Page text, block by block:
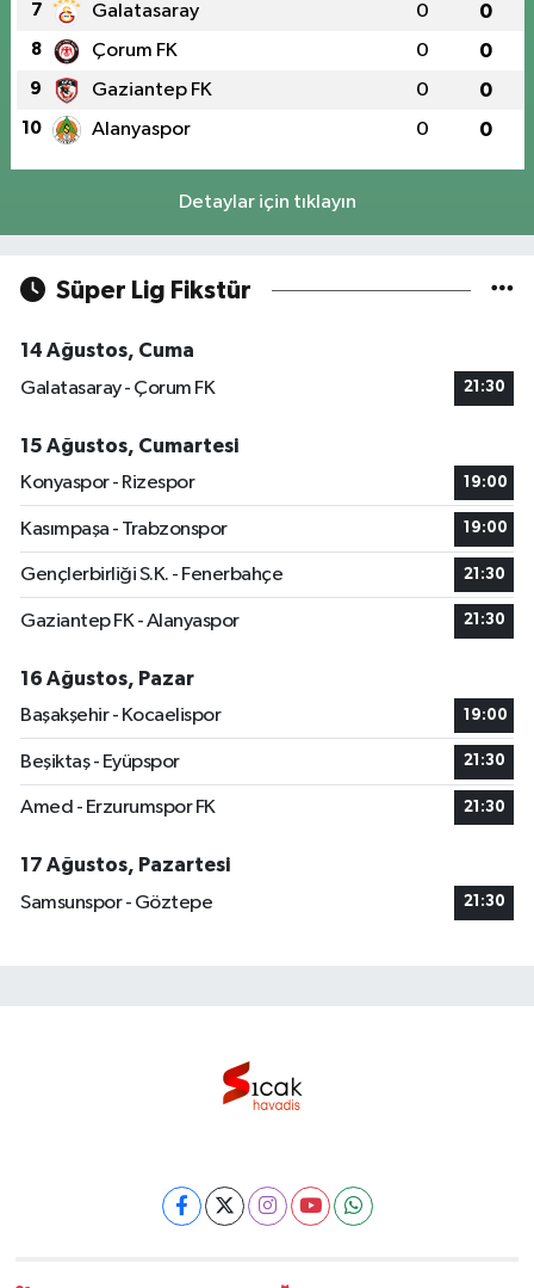
7 Galatasaray 0 0
8 Çorum FK 0 0
9 Gaziantep FK 0 0
10 Alanyaspor 0 0
Detaylar için tıklayın
Süper Lig Fikstür
14 Ağustos, Cuma
Galatasaray - Çorum FK
21:30
15 Ağustos, Cumartesi
Konyaspor - Rizespor
19:00
Kasımpaşa - Trabzonspor 19:00
Gençlerbirliği S.K. - Fenerbahçe 21:30
Gaziantep FK - Alanyaspor 21:30
16 Ağustos, Pazar
Başakşehir - Kocaelispor
19:00
Beşiktaş - Eyüpspor 21:30
Amed - Erzurumspor FK 21:30
17 Ağustos, Pazartesi
Samsunspor - Göztepe
21:30